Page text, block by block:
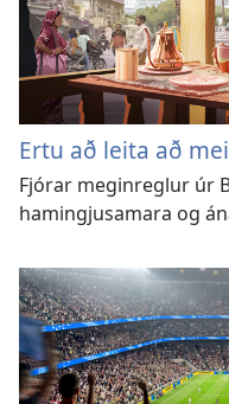
Ertu að leita að
Fjórar meginreglur úr
hamingjusamara og